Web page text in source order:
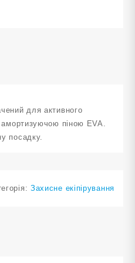
для активного
амортизуючою піною EVA.
посадку.
Захисне екіпірування